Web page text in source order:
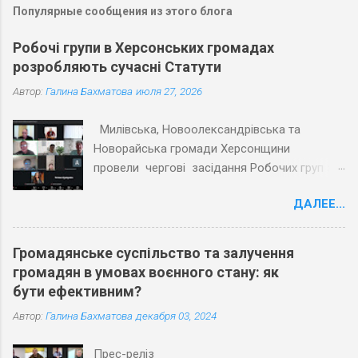
Популярные сообщения из этого блога
Робочі групи в Херсонських громадах
розробляють сучасні Статути
Автор: Галина Бахматова июля 27, 2026
Милівська, Новоолександрівська та
Новорайська громади Херсонщини
провели чергові засідання Робочих груп з
політичних і соціальних досліджень
(ПЦПСД) та з активістами громад, які
Статутів. Під час планових засідань
Робочих груп відповідно до графіку
громадам Херсонської області в розробці
ДАЛЕЕ...
Громадянське суспільство та залучення
громадян в умовах воєнного стану: як
бути ефективним?
Автор: Галина Бахматова декабря 03, 2024
Прес-реліз